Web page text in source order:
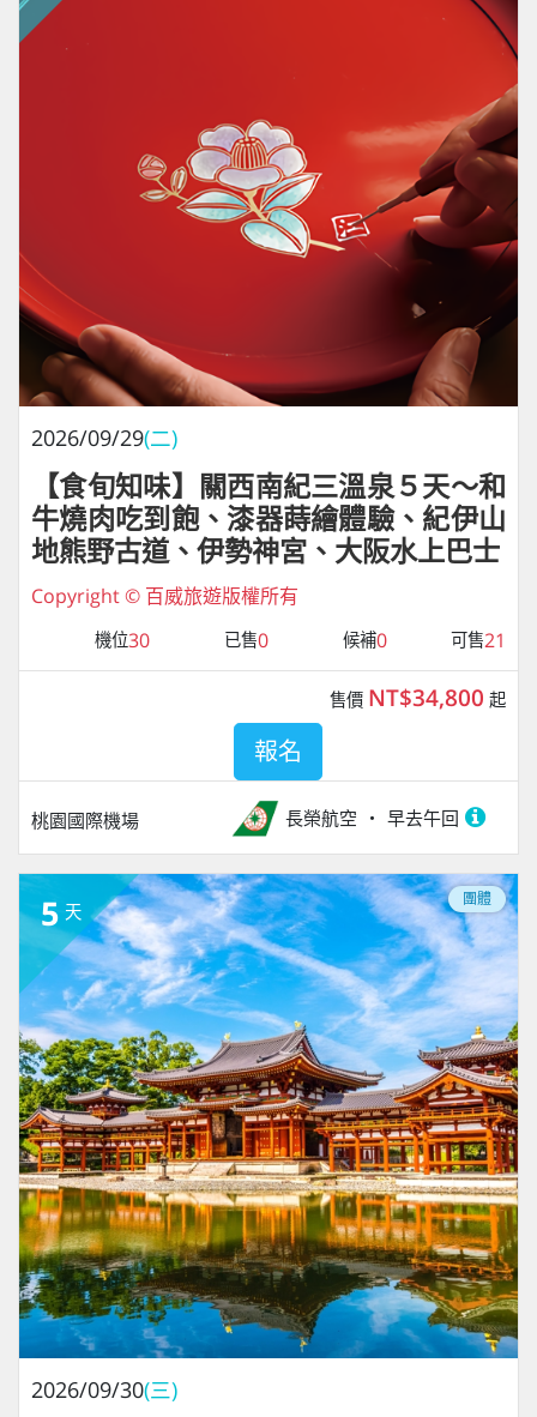
2026/09/29(二)
【食旬知味】關西南紀三溫泉５天～和
牛燒肉吃到飽、漆器蒔繪體驗、紀伊山
地熊野古道、伊勢神宮、大阪水上巴士
Copyright © 百威旅遊版權所有
機位30 已售0 候補0 可售21
桃園國際機場 長榮航空 早去午回
售價 NT$34,800 起
報名
5 天
團體
2026/09/30(三)